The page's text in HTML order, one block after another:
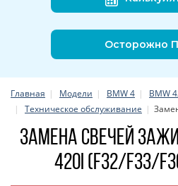
Осторожно
Главная Модели BMW 4
BMW
Техническое обслуживание
Замена свечей
420i (F32/F33/